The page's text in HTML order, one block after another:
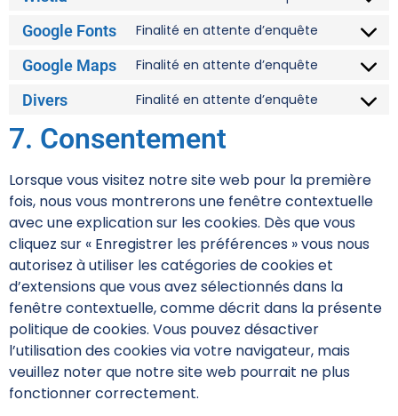
Google Fonts Finalité en attente d’enquête
Google Maps Finalité en attente d’enquête
Divers Finalité en attente d’enquête
7. Consentement
Lorsque vous visitez notre site web pour la première
fois, nous vous montrerons une fenêtre contextuelle
avec une explication sur les cookies. Dès que vous
cliquez sur « Enregistrer les préférences » vous nous
autorisez à utiliser les catégories de cookies et
d’extensions que vous avez sélectionnés dans la
fenêtre contextuelle, comme décrit dans la présente
politique de cookies. Vous pouvez désactiver
l’utilisation des cookies via votre navigateur, mais
veuillez noter que notre site web pourrait ne plus
fonctionner correctement.